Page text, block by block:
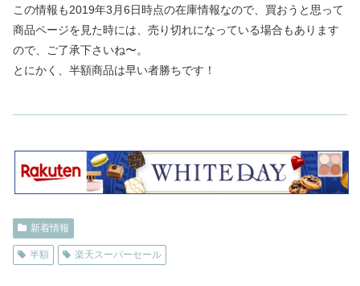
この情報も2019年3月6日時点の在庫情報なので、買おうと思って
商品ページを見た時には、売り切れになっている場合もあります
ので、ご了承下さいね〜。
とにかく、半額商品は早い者勝ちです！
新着情報
半額 楽天スーパーセール